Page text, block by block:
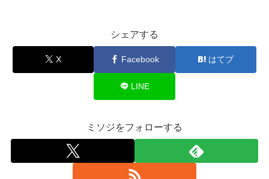
シェアする
X Facebook はてブ
LINE
ミソジをフォローする